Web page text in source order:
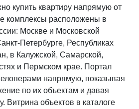
купить квартиру напрямую от
комплексы расположены в
Москве и Московской
Петербурге, Республиках
в Калужской, Самарской,
и Пермском крае. Портал
напрямую, показывая
по их объектам и давая
Витрина объектов в каталоге